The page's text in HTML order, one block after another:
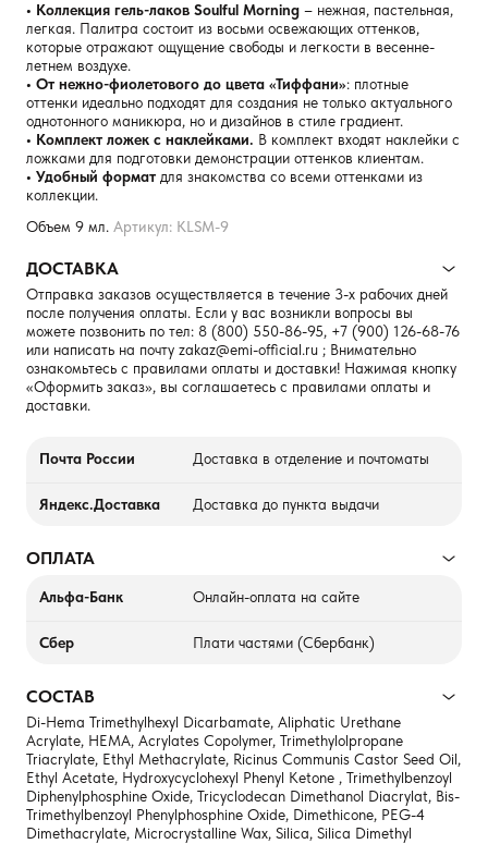
• Коллекция гель-лаков Soulful Morning – нежная, пастельная,
легкая. Палитра состоит из восьми освежающих оттенков,
которые отражают ощущение свободы и легкости в весенне-
летнем воздухе.
• От нежно-фиолетового до цвета «Тиффани»: плотные
оттенки идеально подходят для создания не только актуального
однотонного маникюра, но и дизайнов в стиле градиент.
• Комплект ложек с наклейками. В комплект входят наклейки с
ложками для подготовки демонстрации оттенков клиентам.
• Удобный формат для знакомства со всеми оттенками из
коллекции.
Объем 9 мл. Артикул: KLSM-9
ДОСТАВКА
Отправка заказов осуществляется в течение 3-х рабочих дней
после получения оплаты. Если у вас возникли вопросы вы
можете позвонить по тел: 8 (800) 550-86-95, +7 (900) 126-68-76
или написать на почту zakaz@emi-official.ru ; Внимательно
ознакомьтесь с правилами оплаты и доставки! Нажимая кнопку
«Оформить заказ», вы соглашаетесь с правилами оплаты и
доставки.
Почта России Доставка в отделение и почтоматы
Яндекс.Доставка Доставка до пункта выдачи
ОПЛАТА
Альфа-Банк Онлайн-оплата на сайте
Сбер Плати частями (Сбербанк)
СОСТАВ
Di-Hema Trimethylhexyl Dicarbamate, Aliphatic Urethane
Acrylate, HEMA, Acrylates Copolymer, Trimethylolpropane
Triacrylate, Ethyl Methacrylate, Ricinus Communis Castor Seed Oil,
Ethyl Acetate, Hydroxycyclohexyl Phenyl Ketone , Trimethylbenzoyl
Diphenylphosphine Oxide, Tricyclodecan Dimethanol Diacrylat, Bis-
Trimethylbenzoyl Phenylphosphine Oxide, Dimethicone, PEG-4
Dimethacrylate, Microcrystalline Wax, Silica, Silica Dimethyl